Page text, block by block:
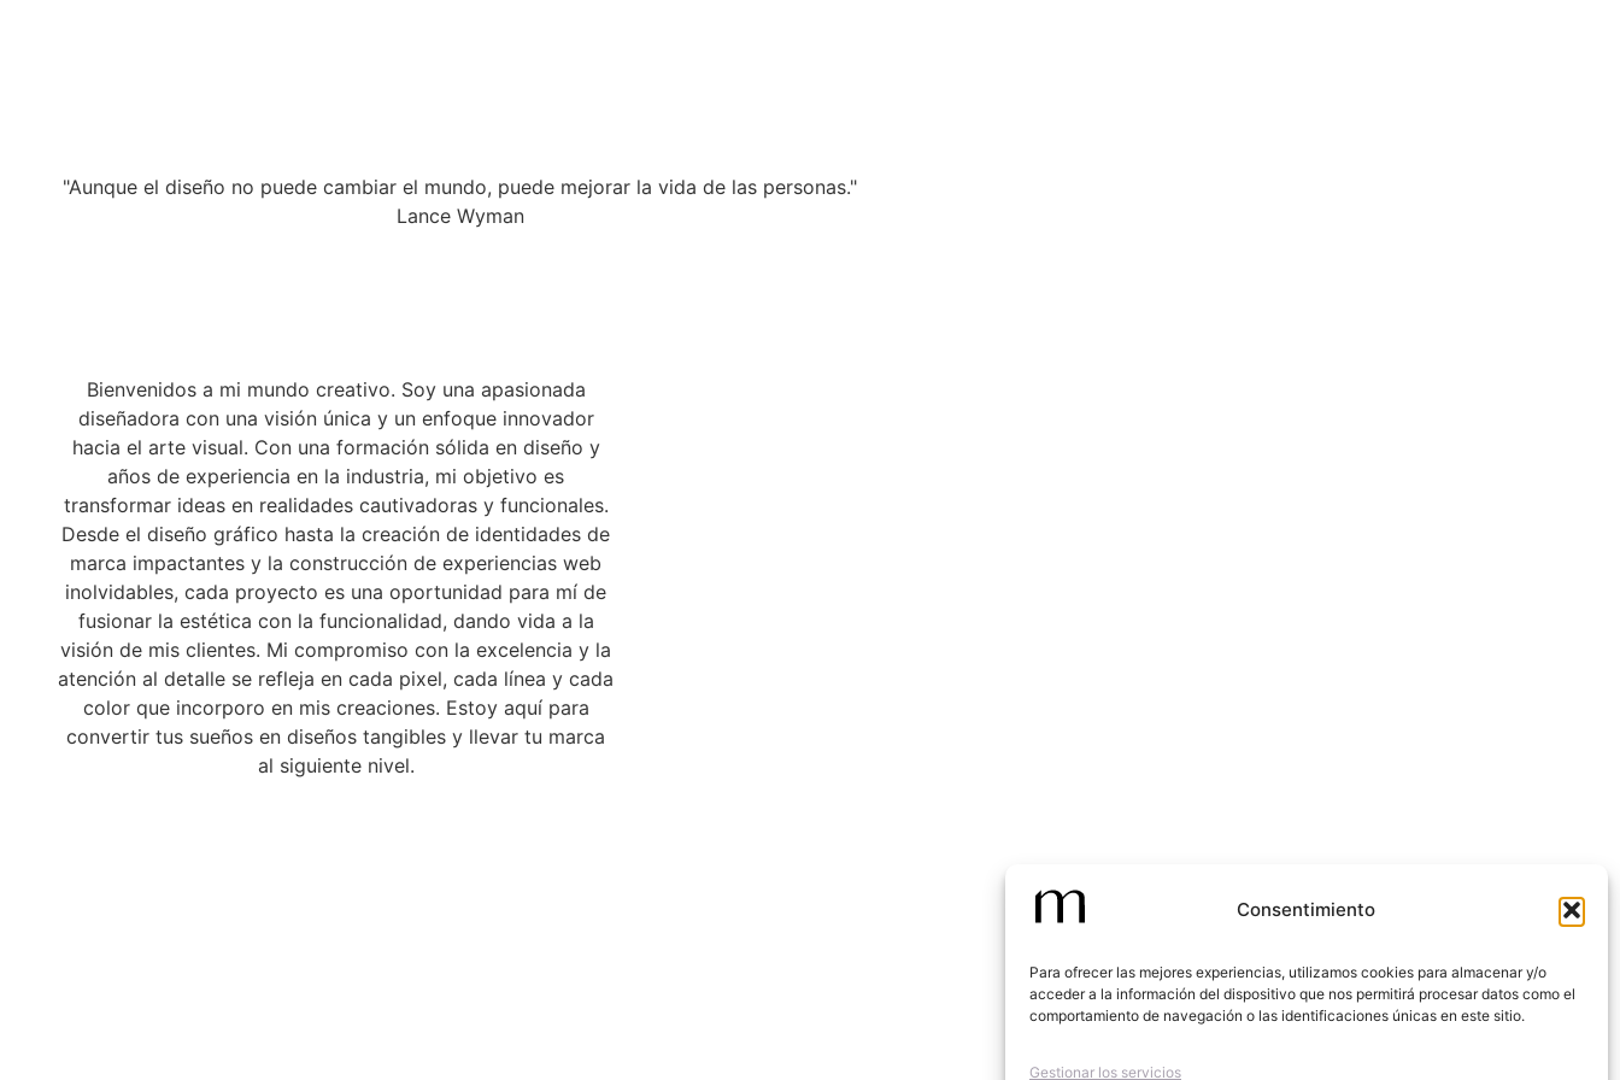
Consentimiento
Para ofrecer las mejores experiencias, utilizamos cookies para almacenar y/o
acceder a la información del dispositivo que nos permitirá procesar datos como el
comportamiento de navegación o las identificaciones únicas en este sitio.
Gestionar los servicios
"Aunque el diseño no puede cambiar el mundo, puede mejorar la vida de las personas."
Lance Wyman
Bienvenidos a mi mundo creativo. Soy una apasionada
diseñadora con una visión única y un enfoque innovador
hacia el arte visual. Con una formación sólida en diseño y
años de experiencia en la industria, mi objetivo es
transformar ideas en realidades cautivadoras y funcionales.
Desde el diseño gráfico hasta la creación de identidades de
marca impactantes y la construcción de experiencias web
inolvidables, cada proyecto es una oportunidad para mí de
fusionar la estética con la funcionalidad, dando vida a la
visión de mis clientes. Mi compromiso con la excelencia y la
atención al detalle se refleja en cada pixel, cada línea y cada
color que incorporo en mis creaciones. Estoy aquí para
convertir tus sueños en diseños tangibles y llevar tu marca
al siguiente nivel.